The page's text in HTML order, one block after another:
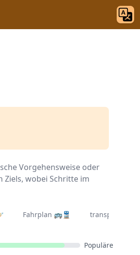
Vorgehensweise oder
Ziels, wobei Schritte im
Fahrplan 🚌🚆
Populäre